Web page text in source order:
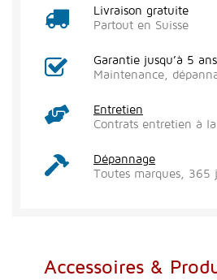
Livraison gratuite
Partout en Suisse
Garantie jusqu’à 5 ans
Maintenance,
Entretien
Contrats entretien à
Dépannage
Toutes marques, 365
Accessoires &